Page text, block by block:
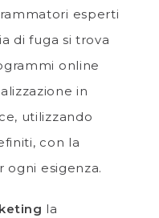
esperti
di fuga si trova
online
in
utilizzando
con la
ogni esigenza.
la